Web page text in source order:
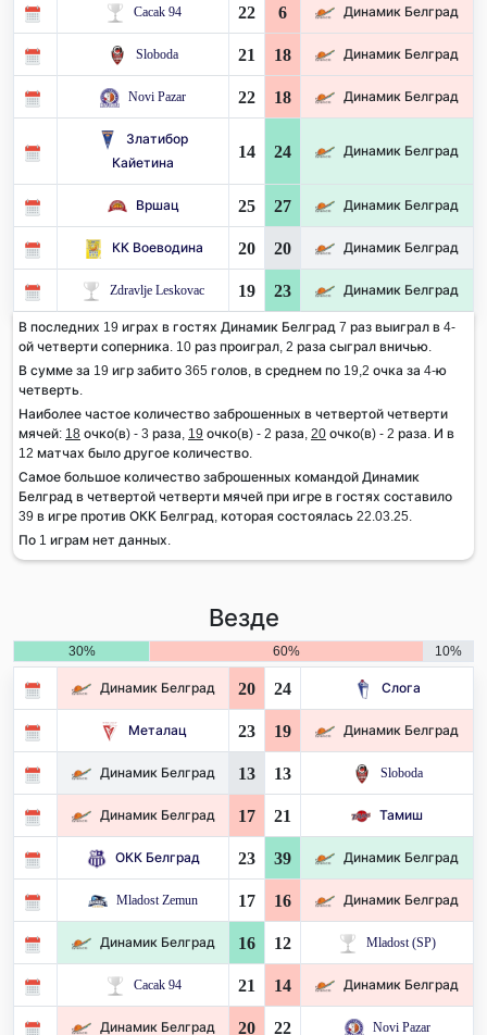
Cacak 94 22 6 Динамик Белград
Sloboda 21 18 Динамик Белград
Novi Pazar 22 18 Динамик Белград
Златибор
Кайетина
14 24 Динамик Белград
Вршац 25 27 Динамик Белград
КК Воеводина 20 20 Динамик Белград
Zdravlje Leskovac 19 23 Динамик Белград
В последних 19 играх в гостях Динамик Белград 7 раз выиграл в 4-
ой четверти соперника. 10 раз проиграл, 2 раза сыграл вничью.
В сумме за 19 игр забито 365 голов, в среднем по 19,2 очка за 4-ю
четверть.
Наиболее частое количество заброшенных в четвертой четверти
мячей: 18 очко(в) - 3 раза, 19 очко(в) - 2 раза, 20 очко(в) - 2 раза. И в
12 матчах было другое количество.
Самое большое количество заброшенных командой Динамик
Белград в четвертой четверти мячей при игре в гостях составило
39 в игре против ОКК Белград, которая состоялась 22.03.25.
По 1 играм нет данных.
Везде
30% 60% 10%
Динамик Белград 20 24 Слога
Металац 23 19 Динамик Белград
Динамик Белград 13 13 Sloboda
Динамик Белград 17 21 Тамиш
ОКК Белград 23 39 Динамик Белград
Mladost Zemun 17 16 Динамик Белград
Динамик Белград 16 12 Mladost (SP)
Cacak 94 21 14 Динамик Белград
Динамик Белград 20 22 Novi Pazar